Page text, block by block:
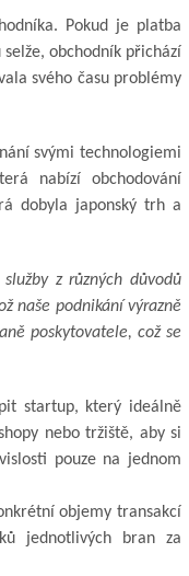
Pokud je platba
obchodník přichází
svého času problémy
svými technologiemi
nabízí obchodování
dobyla japonský trh a
z různých důvodů
naše podnikání výrazně
poskytovatele, což se
startup, který ideálně
nebo tržiště, aby si
pouze na jednom
objemy transakcí
jednotlivých bran za